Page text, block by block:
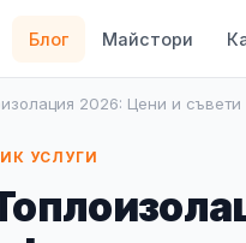
Блог Майстори
2026: Цени и
УСЛУГИ